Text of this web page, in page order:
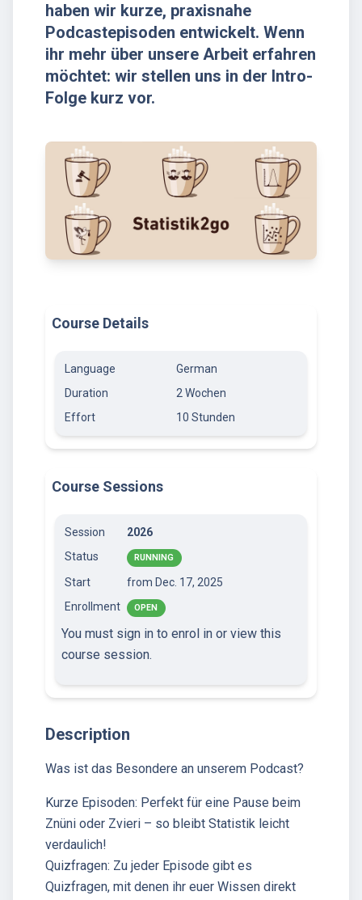
haben wir kurze, praxisnahe
Podcastepisoden entwickelt. Wenn
ihr mehr über unsere Arbeit erfahren
möchtet: wir stellen uns in der Intro-
Folge kurz vor.
Course Details
Language
German
Duration
2 Wochen
Effort
10 Stunden
Course Sessions
Session
2026
Status
RUNNING
Start
from Dec. 17, 2025
Enrollment
OPEN
You must sign in to enrol in or view this
course session.
Description
Was ist das Besondere an unserem Podcast?
Kurze Episoden: Perfekt für eine Pause beim
Znüni oder Zvieri – so bleibt Statistik leicht
verdaulich!
Quizfragen: Zu jeder Episode gibt es
Quizfragen, mit denen ihr euer Wissen direkt